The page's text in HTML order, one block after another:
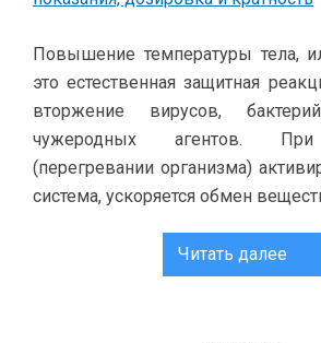
Повышение температуры тела,
это естественная защитная
вторжение вирусов,
чужеродных агентов. При
(перегревании организма)
система, ускоряется обмен
Читать далее